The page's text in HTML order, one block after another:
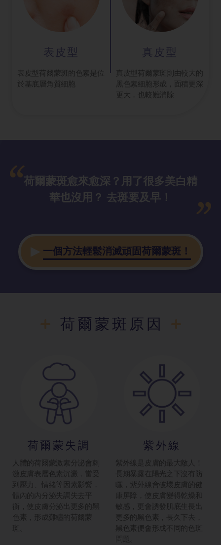
表皮型
表皮型荷爾蒙斑的色素是位
於基底層角質細胞
真皮型
真皮型荷爾蒙斑則由較大的
黑色素細胞形成，面積更深
更大，也較難消除
荷爾蒙斑愈來愈深？用了很多美白精
華也沒用？ 去斑要及早！
一個方法輕鬆消滅頑固荷爾蒙斑！
荷爾蒙斑原因
荷爾蒙失調
人體的荷爾蒙激素分泌會刺
激皮膚表層色素沉澱，當受
到壓力、情緒等因素影響，
體內的內分泌失調失去平
衡，使皮膚分泌出更多的黑
色素，形成難纏的荷爾蒙
斑。
紫外線
紫外線是皮膚的最大敵人！
長期暴露在陽光之下沒有防
曬，紫外線會破壞皮膚的健
康屏障，使皮膚變得乾燥和
敏感，更會誘發肌底生長出
更多的黑色素，長久下去，
黑色素便會形成不同的色斑
問題。